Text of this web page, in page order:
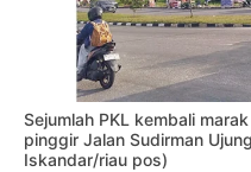
Sejumlah PKL kembali
pinggir Jalan Sudirman
Iskandar/riau pos)